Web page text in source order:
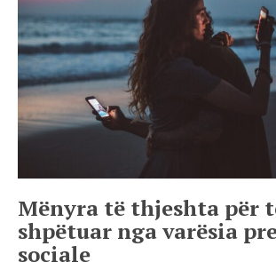
Mënyra të thjeshta për
shpëtuar nga varësia
sociale